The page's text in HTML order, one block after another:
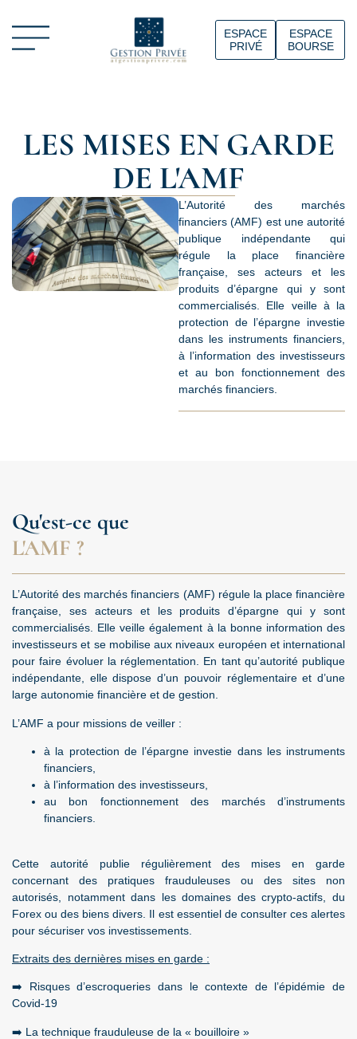
ESPACE
PRIVÉ
ESPACE
BOURSE
LES MISES EN GARDE
DE L'AMF
L’Autorité des marchés
financiers (AMF) est une autorité
publique indépendante qui
régule la place financière
française, ses acteurs et les
produits d’épargne qui y sont
commercialisés. Elle veille à la
protection de l’épargne investie
dans les instruments financiers,
à l’information des investisseurs
et au bon fonctionnement des
marchés financiers.
Qu'est-ce que
L'AMF ?
L’Autorité des marchés financiers (AMF) régule la place financière
française, ses acteurs et les produits d’épargne qui y sont
commercialisés. Elle veille également à la bonne information des
investisseurs et se mobilise aux niveaux européen et international
pour faire évoluer la réglementation. En tant qu’autorité publique
indépendante, elle dispose d’un pouvoir réglementaire et d’une
large autonomie financière et de gestion.
L’AMF a pour missions de veiller :
à la protection de l’épargne investie dans les instruments
financiers,
à l’information des investisseurs,
au bon fonctionnement des marchés d’instruments
financiers.
Cette autorité publie régulièrement des mises en garde
concernant des pratiques frauduleuses ou des sites non
autorisés, notamment dans les domaines des crypto-actifs, du
Forex ou des biens divers. Il est essentiel de consulter ces alertes
pour sécuriser vos investissements.
Extraits des dernières mises en garde :
➡️ Risques d’escroqueries dans le contexte de l’épidémie de
Covid-19
➡️ La technique frauduleuse de la « bouilloire »